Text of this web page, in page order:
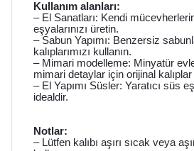
Kullanım alanları:
– El Sanatları: Kendi
eşyalarınızı üretin.
– Sabun Yapımı: Benzersiz
kalıplarımızı kullanın.
– Mimari modelleme: Minyatür
mimari detaylar için orijinal
– El Yapımı Süsler: Yaratıcı süs
idealdir.
Notlar:
– Lütfen kalıbı aşırı sıcak veya